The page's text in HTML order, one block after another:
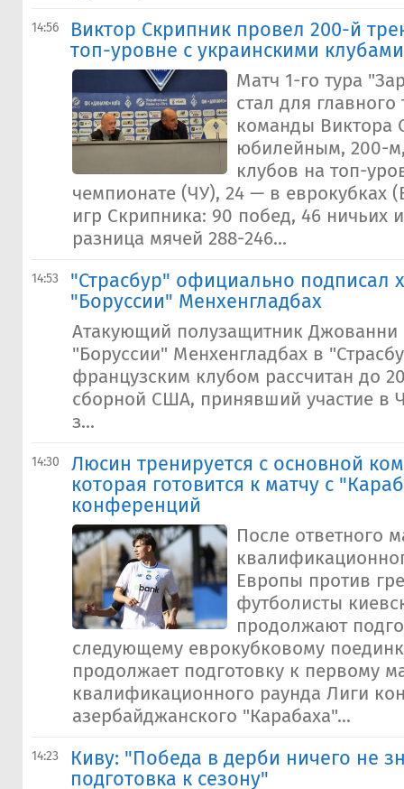
14:56
Виктор Скрипник провел 200-й
топ-уровне с украинскими клубами
Матч 1-го тура
стал для
команды Виктора
юбилейным, 200-
клубов на топ-
чемпионате (ЧУ), 24 — в еврокубках
игр Скрипника: 90 побед, 46 ничьих
разница мячей 288-246...
14:53
"Страсбур" официально подписал
"Боруссии" Менхенгладбах
Атакующий полузащитник Джованни
"Боруссии" Менхенгладбах в
французским клубом рассчитан до
сборной США, принявший участие в
з...
14:30
Люсин тренируется с основной
которая готовится к матчу с
конференций
После ответного
Европы против
футболисты
продолжают
следующему еврокубковому
продолжает подготовку к первому
квалификационного раунда Лиги
азербайджанского "Карабаха"...
14:23
Киву: "Победа в дерби ничего не
подготовка к сезону"